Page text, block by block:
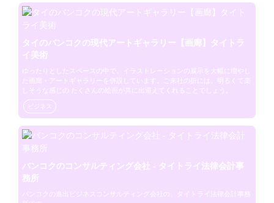
タイのバンコクの現代アートギャラリー【画廊】タイトラ
イ美術
ゆったりとしたスペースの中で、イラストレーションの展示を大幅に増やし
た画廊・アートギャラリーを併設しています。ご来社の折には、明るくて楽
しそうな感じの たくさんの絵画が共に出迎えてくれることでしょう。
ビジネス
バンコクのコンサルティング会社 - タイトライ法律会計事
務所
バンコクの進出ビジネスコンサルティング会社の、タイトライ法律会計事務